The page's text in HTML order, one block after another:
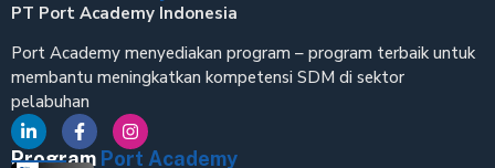
PT Port Academy Indonesia
Port Academy menyediakan program – program terbaik untuk
membantu meningkatkan kompetensi SDM di sektor
pelabuhan
Program Port Academy